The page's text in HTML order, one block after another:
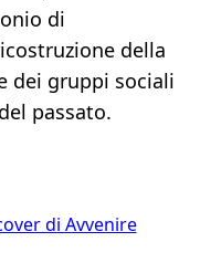
di
della
dei gruppi sociali
passato.
di Avvenire